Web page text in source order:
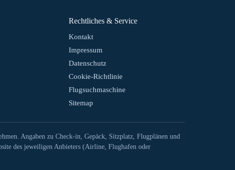
Rechtliches & Service
Kontakt
Impressum
Datenschutz
Cookie-Richtlinie
Flugsuchmaschine
Sitemap
Angaben zu Check-in, Gepäck, Sitzplatz, Flugplänen und
des jeweiligen Anbieters (Airline, Flughafen oder